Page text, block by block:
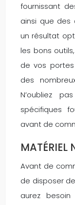
fournissant
ainsi que des
un résultat
les bons
de vos
des
N’oubliez
spécifiques
avant de
MATÉRIEL
Avant de
de disposer
aurez